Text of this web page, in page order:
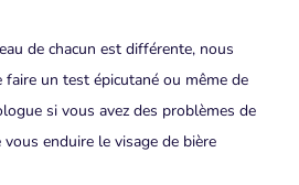
de chacun est différente, nous
un test épicutané ou même de
si vous avez des problèmes de
enduire le visage de bière